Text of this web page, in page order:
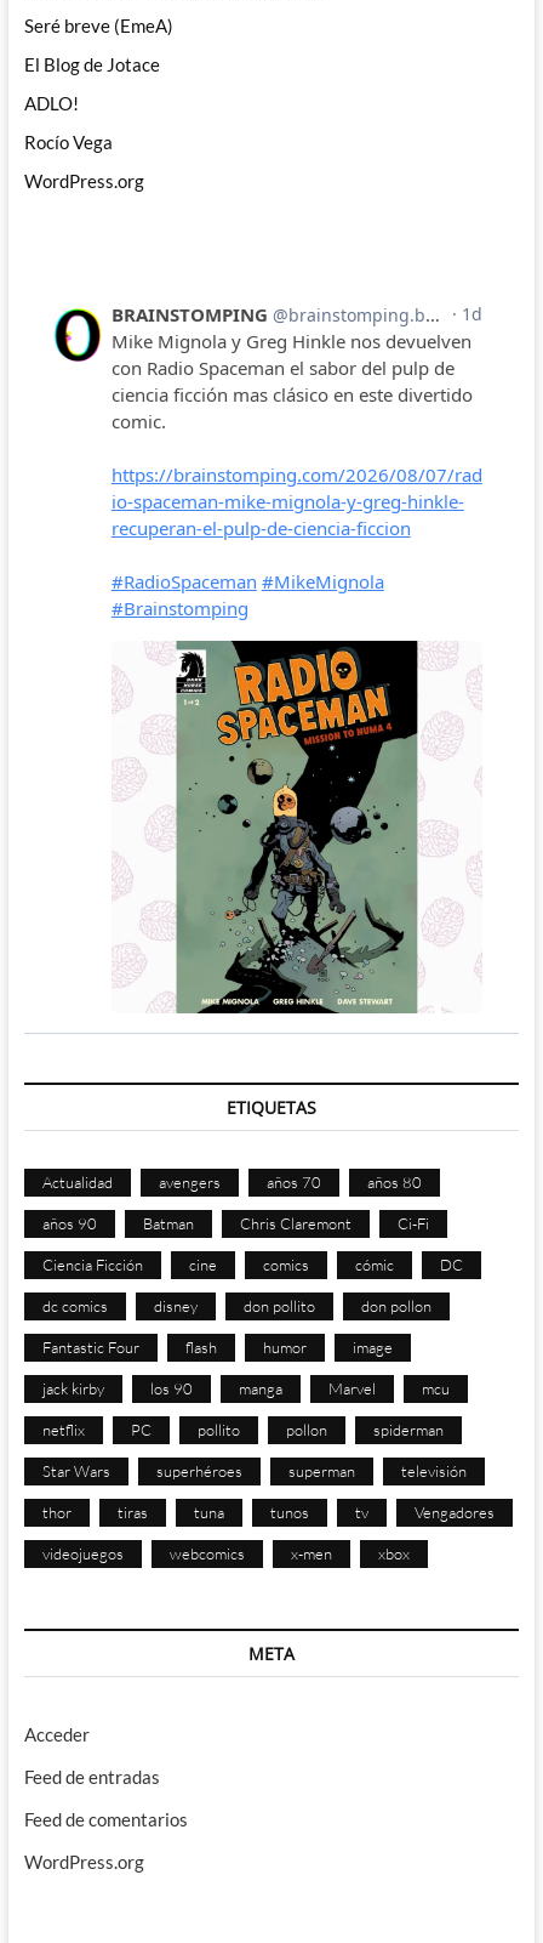
Seré breve (EmeA)
El Blog de Jotace
ADLO!
Rocío Vega
WordPress.org
ETIQUETAS
Actualidad avengers años 70 años 80
años 90 Batman Chris Claremont Ci-Fi
Ciencia Ficción cine comics cómic DC
dc comics disney don pollito don pollon
Fantastic Four flash humor image
jack kirby los 90 manga Marvel mcu
netflix PC pollito pollon spiderman
Star Wars superhéroes superman televisión
thor tiras tuna tunos tv Vengadores
videojuegos webcomics x-men xbox
META
Acceder
Feed de entradas
Feed de comentarios
WordPress.org